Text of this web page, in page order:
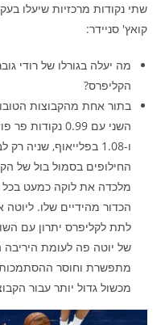
שתי נקודות מרכזיות שיעלו
קואץ' סניידר:
מה יעלה בגורלו של רודי
הקליפרס?
בתור אחת מהקבוצות
השני עם 0.99
ו-1.08 בפלייאוף, שניה
החילופים בסמול בול של
מלכדה את לוקה כמעט בכל
הכדור מהידיים שלו.
לתת לקליפרס יתרון עם
של יוטה פה לעומת
מתפשרת וחוסר
מכשול גדול יותר עבור